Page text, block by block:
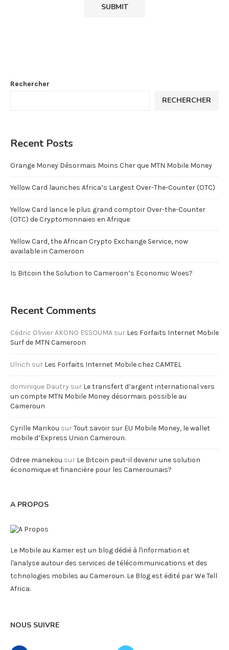
Rechercher
RECHERCHER
Recent Posts
Orange Money Désormais Moins Cher que MTN Mobile Money
Yellow Card launches Africa’s Largest Over-The-Counter (OTC)
Yellow Card lance le plus grand comptoir Over-the-Counter
(OTC) de Cryptomonnaies en Afrique
Yellow Card, the African Crypto Exchange Service, now
available in Cameroon
Is Bitcoin the Solution to Cameroon’s Economic Woes?
Recent Comments
Cédric Olivier AKONO ESSOUMA sur Les Forfaits Internet Mobile
Surf de MTN Cameroon
Ulrich sur Les Forfaits Internet Mobile chez CAMTEL
dominique Dautry sur Le transfert d’argent international vers
un compte MTN Mobile Money désormais possible au
Cameroun
Cyrille Mankou surTout savoir sur EU Mobile Money, le wallet
mobile d’Express Union Cameroun.
Odree manekou sur Le Bitcoin peut-il devenir une solution
économique et financière pour les Camerounais?
A PROPOS
Le Mobile au Kamer est un blog dédié à l'information et
l'analyse autour des services de télécommunications et des
tchnologies mobiles au Cameroun. Le Blog est édité par We Tell
Africa.
NOUS SUIVRE